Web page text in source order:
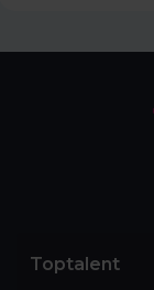
Toptalent